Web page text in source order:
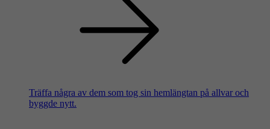
Träffa några av dem som tog sin hemlängtan på allvar och
byggde nytt.